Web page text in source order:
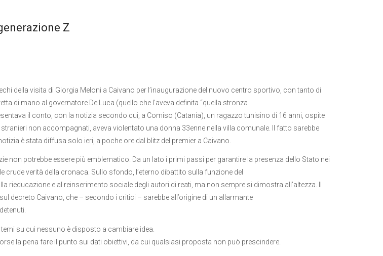
Z
della visita di Giorgia Meloni a Caivano per l’inaugurazione del nuovo centro sportivo, con tanto di
di mano al governatore De Luca (quello che l’aveva definita “quella stronza
il conto, con la notizia secondo cui, a Comiso (Catania), un ragazzo tunisino di 16 anni, ospite
non accompagnati, aveva violentato una donna 33enne nella villa comunale. Il fatto sarebbe
è stata diffusa solo ieri, a poche ore dal blitz del premier a Caivano.
non potrebbe essere più emblematico. Da un lato i primi passi per garantire la presenza dello Stato nei
crude verità della cronaca. Sullo sfondo, l’eterno dibattito sulla funzione del
rieducazione e al reinserimento sociale degli autori di reati, ma non sempre si dimostra all’altezza. Il
decreto Caivano, che – secondo i critici – sarebbe all’origine di un allarmante
su cui nessuno è disposto a cambiare idea.
la pena fare il punto sui dati obiettivi, da cui qualsiasi proposta non può prescindere.